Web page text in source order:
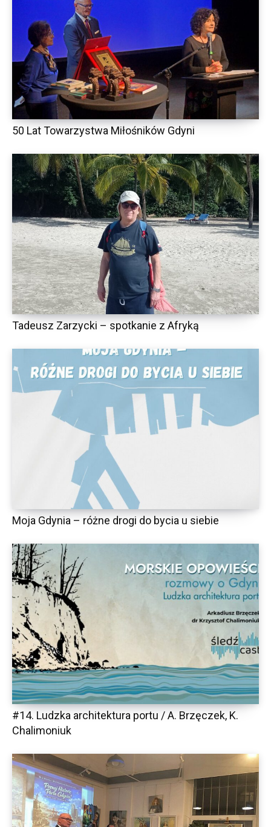
50 Lat Towarzystwa Miłośników Gdyni
Tadeusz Zarzycki – spotkanie z Afryką
Moja Gdynia – różne drogi do bycia u siebie
#14. Ludzka architektura portu / A. Brzęczek, K.
Chalimoniuk